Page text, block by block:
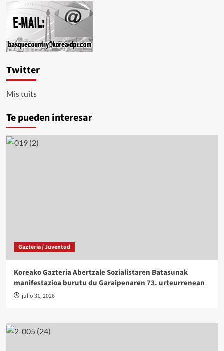
Twitter
Mis tuits
Te pueden interesar
Gazteria / Juventud
Koreako Gazteria Abertzale Sozialistaren Batasunak
manifestazioa burutu du Garaipenaren 73. urteurrenean
julio 31, 2026